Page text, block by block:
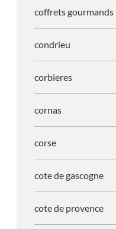
coffrets gourmands
condrieu
corbieres
cornas
corse
cote de gascogne
cote de provence